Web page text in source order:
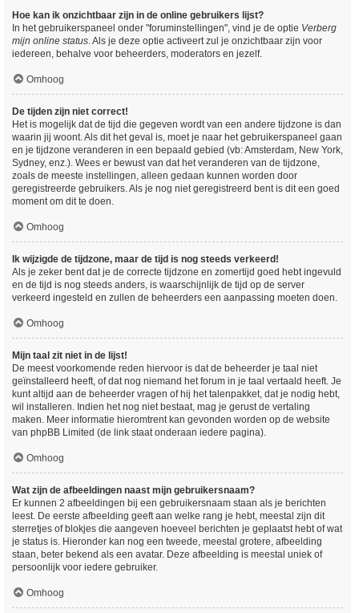
Hoe kan ik onzichtbaar zijn in de online gebruikers lijst?
In het gebruikerspaneel onder "foruminstellingen", vind je de optie Verberg
mijn online status. Als je deze optie activeert zul je onzichtbaar zijn voor
iedereen, behalve voor beheerders, moderators en jezelf.
Omhoog
De tijden zijn niet correct!
Het is mogelijk dat de tijd die gegeven wordt van een andere tijdzone is dan
waarin jij woont. Als dit het geval is, moet je naar het gebruikerspaneel gaan
en je tijdzone veranderen in een bepaald gebied (vb: Amsterdam, New York,
Sydney, enz.). Wees er bewust van dat het veranderen van de tijdzone,
zoals de meeste instellingen, alleen gedaan kunnen worden door
geregistreerde gebruikers. Als je nog niet geregistreerd bent is dit een goed
moment om dit te doen.
Omhoog
Ik wijzigde de tijdzone, maar de tijd is nog steeds verkeerd!
Als je zeker bent dat je de correcte tijdzone en zomertijd goed hebt ingevuld
en de tijd is nog steeds anders, is waarschijnlijk de tijd op de server
verkeerd ingesteld en zullen de beheerders een aanpassing moeten doen.
Omhoog
Mijn taal zit niet in de lijst!
De meest voorkomende reden hiervoor is dat de beheerder je taal niet
geïnstalleerd heeft, of dat nog niemand het forum in je taal vertaald heeft. Je
kunt altijd aan de beheerder vragen of hij het talenpakket, dat je nodig hebt,
wil installeren. Indien het nog niet bestaat, mag je gerust de vertaling
maken. Meer informatie hieromtrent kan gevonden worden op de website
van phpBB Limited (de link staat onderaan iedere pagina).
Omhoog
Wat zijn de afbeeldingen naast mijn gebruikersnaam?
Er kunnen 2 afbeeldingen bij een gebruikersnaam staan als je berichten
leest. De eerste afbeelding geeft aan welke rang je hebt, meestal zijn dit
sterretjes of blokjes die aangeven hoeveel berichten je geplaatst hebt of wat
je status is. Hieronder kan nog een tweede, meestal grotere, afbeelding
staan, beter bekend als een avatar. Deze afbeelding is meestal uniek of
persoonlijk voor iedere gebruiker.
Omhoog